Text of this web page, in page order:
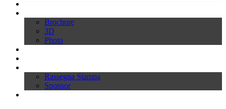
Brochure
3D
Photo
Rassegna Stampa
Sponsor